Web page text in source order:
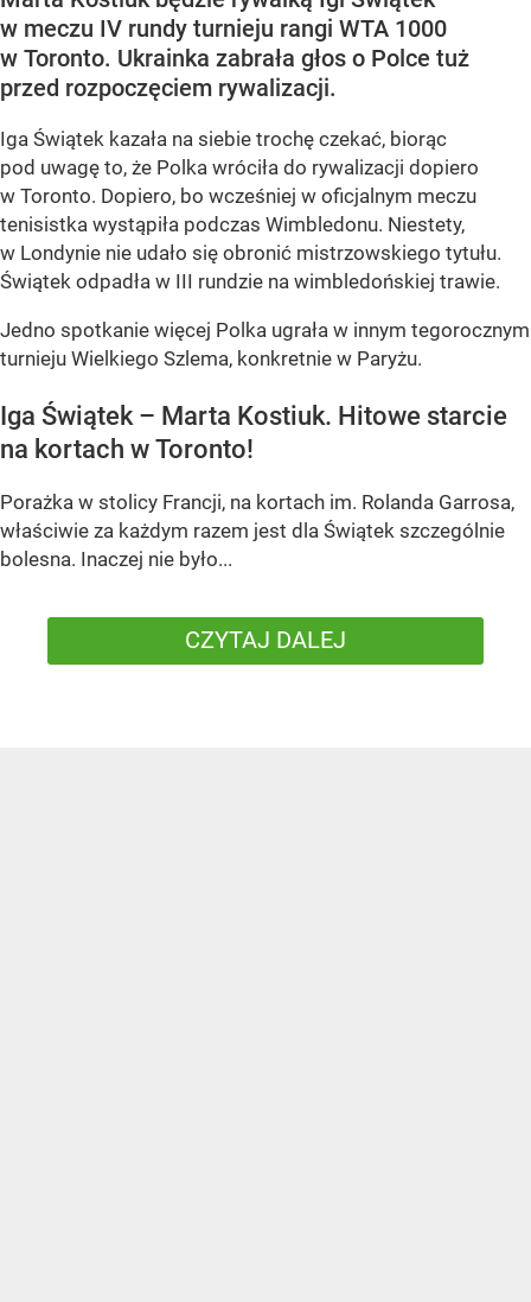
w meczu IV rundy turnieju rangi WTA 1000
w Toronto. Ukrainka zabrała głos o Polce tuż
przed rozpoczęciem rywalizacji.
Iga Świątek kazała na siebie trochę czekać, biorąc
pod uwagę to, że Polka wróciła do rywalizacji dopiero
w Toronto. Dopiero, bo wcześniej w oficjalnym meczu
tenisistka wystąpiła podczas Wimbledonu. Niestety,
w Londynie nie udało się obronić mistrzowskiego tytułu.
Świątek odpadła w III rundzie na wimbledońskiej trawie.
Jedno spotkanie więcej Polka ugrała w innym tegorocznym
turnieju Wielkiego Szlema, konkretnie w Paryżu.
Iga Świątek – Marta Kostiuk. Hitowe starcie
na kortach w Toronto!
Porażka w stolicy Francji, na kortach im. Rolanda Garrosa,
właściwie za każdym razem jest dla Świątek szczególnie
bolesna. Inaczej nie było...
CZYTAJ DALEJ